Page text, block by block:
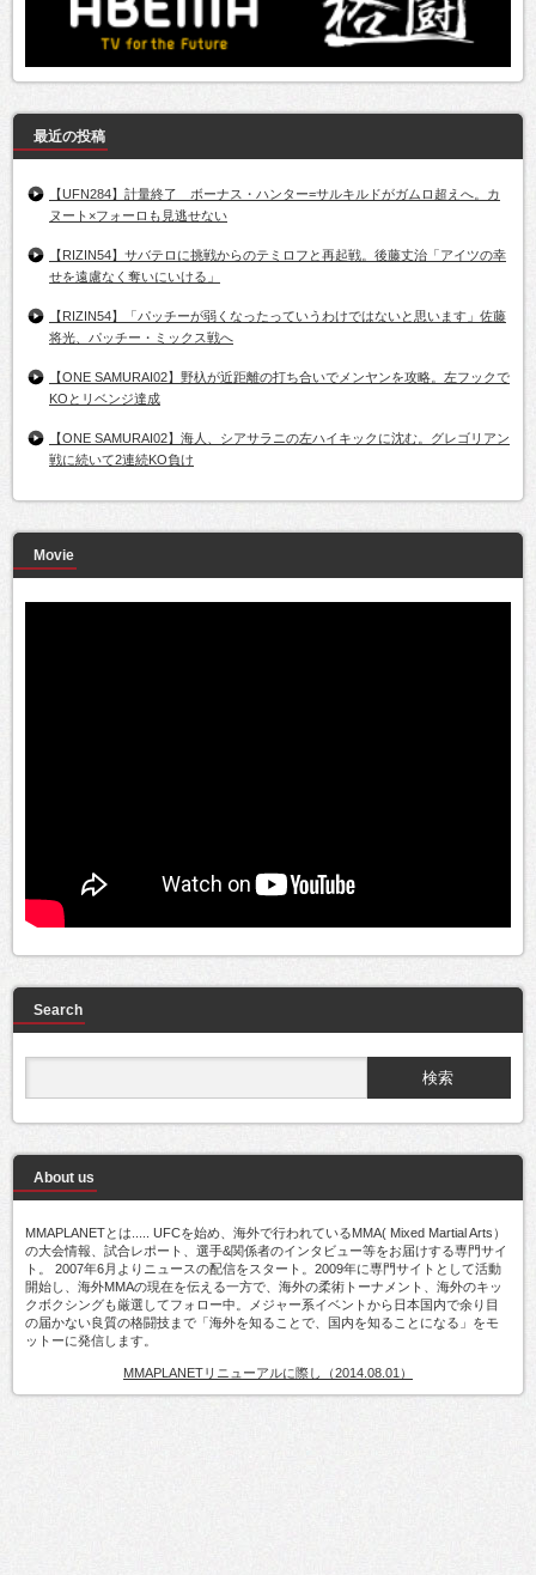
最近の投稿
【UFN284】計量終了 ボーナス・ハンター=サルキルドがガムロ超えへ。カ
ヌート×フォーロも見逃せない
【RIZIN54】サバテロに挑戦からのテミロフと再起戦。後藤丈治「アイツの幸
せを遠慮なく奪いにいける」
【RIZIN54】「パッチーが弱くなったっていうわけではないと思います」佐藤
将光、パッチー・ミックス戦へ
【ONE SAMURAI02】野杁が近距離の打ち合いでメンヤンを攻略。左フックで
KOとリベンジ達成
【ONE SAMURAI02】海人、シアサラニの左ハイキックに沈む。グレゴリアン
戦に続いて2連続KO負け
Movie
Search
About us
MMAPLANETとは..... UFCを始め、海外で行われているMMA( Mixed Martial Arts）
の大会情報、試合レポート、選手&関係者のインタビュー等をお届けする専門サイ
ト。 2007年6月よりニュースの配信をスタート。2009年に専門サイトとして活動
開始し、海外MMAの現在を伝える一方で、海外の柔術トーナメント、海外のキッ
クボクシングも厳選してフォロー中。メジャー系イベントから日本国内で余り目
の届かない良質の格闘技まで「海外を知ることで、国内を知ることになる」をモ
ットーに発信します。
MMAPLANETリニューアルに際し（2014.08.01）